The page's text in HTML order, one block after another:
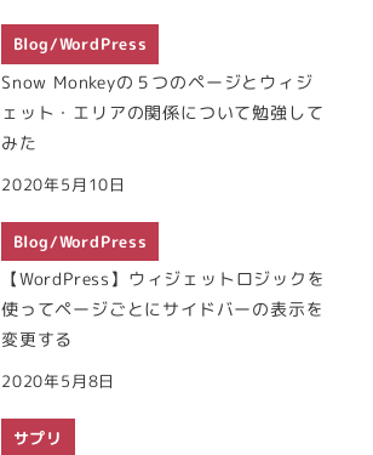
Blog/WordPress
Snow Monkeyの５つのページとウィジ
ェット・エリアの関係について勉強して
みた
2020年5月10日
Blog/WordPress
【WordPress】ウィジェットロジックを
使ってページごとにサイドバーの表示を
変更する
2020年5月8日
サプリ